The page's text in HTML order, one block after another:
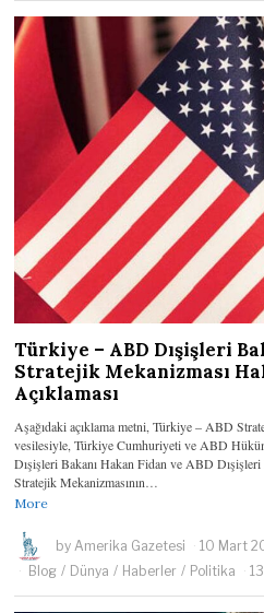
Türkiye – ABD Dışişleri
Stratejik Mekanizması
Açıklaması
Aşağıdaki açıklama metni, Türkiye – ABD
vesilesiyle, Türkiye Cumhuriyeti ve ABD
Dışişleri Bakanı Hakan Fidan ve ABD
Stratejik Mekanizmasının…
More
byAmerika Gazetesi
10 Mart
Blog / Dünya / Haberler / Politika